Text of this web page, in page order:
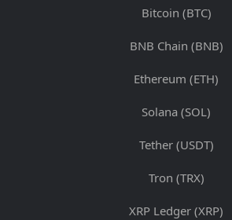
Bitcoin (BTC)
BNB Chain (BNB)
Ethereum (ETH)
Solana (SOL)
Tether (USDT)
Tron (TRX)
XRP Ledger (XRP)